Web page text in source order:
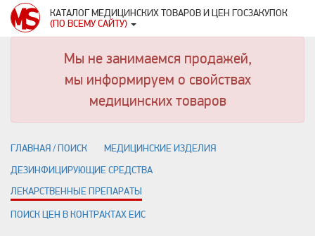
КАТАЛОГ МЕДИЦИНСКИХ ТОВАРОВ И ЦЕН ГОСЗАКУПОК
(ПО ВСЕМУ САЙТУ)
Мы не занимаемся продажей,
мы информируем о свойствах
медицинских товаров
ГЛАВНАЯ / ПОИСК
МЕДИЦИНСКИЕ ИЗДЕЛИЯ
ДЕЗИНФИЦИРУЮЩИЕ СРЕДСТВА
ЛЕКАРСТВЕННЫЕ ПРЕПАРАТЫ
ПОИСК ЦЕН В КОНТРАКТАХ ЕИС